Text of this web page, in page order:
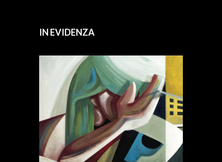
IN EVIDENZA